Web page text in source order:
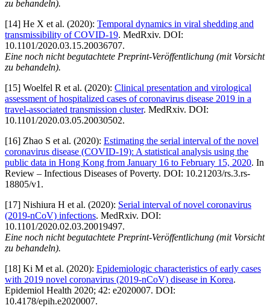
zu behandeln).
[14] He X et al. (2020): Temporal dynamics in viral shedding and
transmissibility of COVID-19. MedRxiv. DOI:
10.1101/2020.03.15.20036707.
Eine noch nicht begutachtete Preprint-Veröffentlichung (mit Vorsicht
zu behandeln).
[15] Woelfel R et al. (2020): Clinical presentation and virological
assessment of hospitalized cases of coronavirus disease 2019 in a
travel-associated transmission cluster. MedRxiv. DOI:
10.1101/2020.03.05.20030502.
[16] Zhao S et al. (2020): Estimating the serial interval of the novel
coronavirus disease (COVID-19): A statistical analysis using the
public data in Hong Kong from January 16 to February 15, 2020. In
Review – Infectious Diseases of Poverty. DOI: 10.21203/rs.3.rs-
18805/v1.
[17] Nishiura H et al. (2020): Serial interval of novel coronavirus
(2019-nCoV) infections. MedRxiv. DOI:
10.1101/2020.02.03.20019497.
Eine noch nicht begutachtete Preprint-Veröffentlichung (mit Vorsicht
zu behandeln).
[18] Ki M et al. (2020): Epidemiologic characteristics of early cases
with 2019 novel coronavirus (2019-nCoV) disease in Korea.
Epidemiol Health 2020; 42: e2020007. DOI:
10.4178/epih.e2020007.